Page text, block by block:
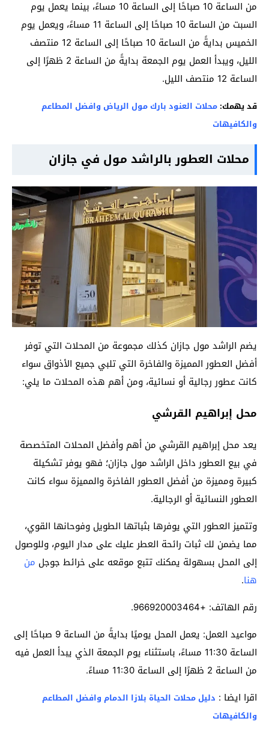
من الساعة 10 صباحًا إلى الساعة 10 مساءً، بينما يعمل يوم
السبت من الساعة 10 صباحًا إلى الساعة 11 مساءً، ويعمل يوم
الخميس بدايةً من الساعة 10 صباحًا إلى الساعة 12 منتصف
الليل، ويبدأ العمل يوم الجمعة بدايةً من الساعة 2 ظهرًا إلى
الساعة 12 منتصف الليل.
قد يهمك: محلات العنود بارك مول الرياض وافضل المطاعم
والكافيهات
محلات العطور بالراشد مول في جازان
يضم الراشد مول جازان كذلك مجموعة من المحلات التي توفر
أفضل العطور المميزة والفاخرة التي تلبي جميع الأذواق سواء
كانت عطور رجالية أو نسائية، ومن أهم هذه المحلات ما يلي:
محل إبراهيم القرشي
يعد محل إبراهيم القرشي من أهم وأفضل المحلات المتخصصة
في بيع العطور داخل الراشد مول جازان؛ فهو يوفر تشكيلة
كبيرة ومميزة من أفضل العطور الفاخرة والمميزة سواء كانت
العطور النسائية أو الرجالية.
وتتميز العطور التي يوفرها بثباتها الطويل وفوحانها القوي،
مما يضمن لك ثبات رائحة العطر عليك على مدار اليوم، وللوصول
إلى المحل بسهولة يمكنك تتبع موقعه على خرائط جوجل من
هنا.
رقم الهاتف: +966920003464.
مواعيد العمل: يعمل المحل يوميًا بدايةً من الساعة 9 صباحًا إلى
الساعة 11:30 مساءً، باستثناء يوم الجمعة الذي يبدأ العمل فيه
من الساعة 2 ظهرًا إلى الساعة 11:30 مساءً.
اقرا ايضا : دليل محلات الحياة بلازا الدمام وافضل المطاعم
والكافيهات